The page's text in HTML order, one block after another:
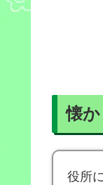
懐
役所